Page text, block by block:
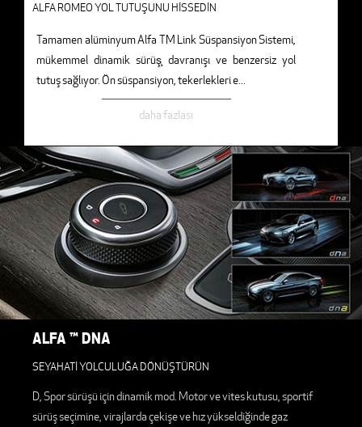
ALFA ROMEO YOL TUTUŞUNU HİSSEDİN
Tamamen alüminyum Alfa TM Link Süspansiyon Sistemi,
mükemmel dinamik sürüş̧ davranışı ve benzersiz yol
tutuş sağlıyor. Ön süspansiyon, tekerlekleri e...
daha fazlası
ALFA ™ DNA
SEYAHATİ YOLCULUĞA DÖNÜŞTÜRÜN
D, Spor sürüşü için dinamik mod. Motor ve vites kutusu, sportif
sürüş seçimine, virajlarda çekişe ve hız yükseldiğinde gaz